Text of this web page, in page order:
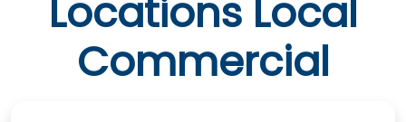
Locations Local
Commercial